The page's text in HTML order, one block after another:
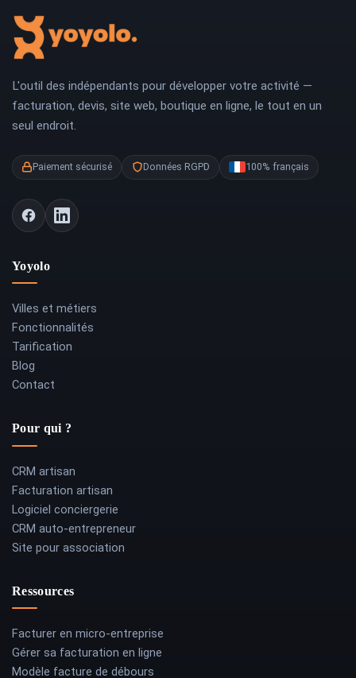
L'outil des indépendants pour développer votre activité —
facturation, devis, site web, boutique en ligne, le tout en un
seul endroit.
Paiement sécurisé Données RGPD 100% français
Yoyolo
Villes et métiers
Fonctionnalités
Tarification
Blog
Contact
Pour qui ?
CRM artisan
Facturation artisan
Logiciel conciergerie
CRM auto-entrepreneur
Site pour association
Ressources
Facturer en micro-entreprise
Gérer sa facturation en ligne
Modèle facture de débours